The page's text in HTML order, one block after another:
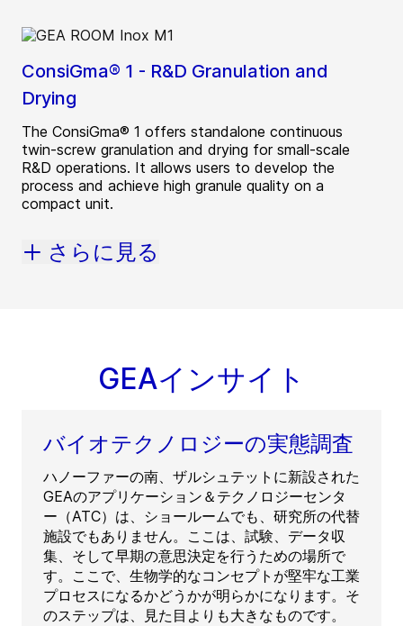
ConsiGma® 1 - R&D Granulation and
Drying
The ConsiGma® 1 offers standalone continuous
twin-screw granulation and drying for small-scale
R&D operations. It allows users to develop the
process and achieve high granule quality on a
compact unit.
さらに見る
GEAインサイト
バイオテクノロジーの実態調査
ハノーファーの南、ザルシュテットに新設された
GEAのアプリケーション＆テクノロジーセンタ
ー（ATC）は、ショールームでも、研究所の代替
施設でもありません。ここは、試験、データ収
集、そして早期の意思決定を行うための場所で
す。ここで、生物学的なコンセプトが堅牢な工業
プロセスになるかどうかが明らかになります。そ
のステップは、見た目よりも大きなものです。